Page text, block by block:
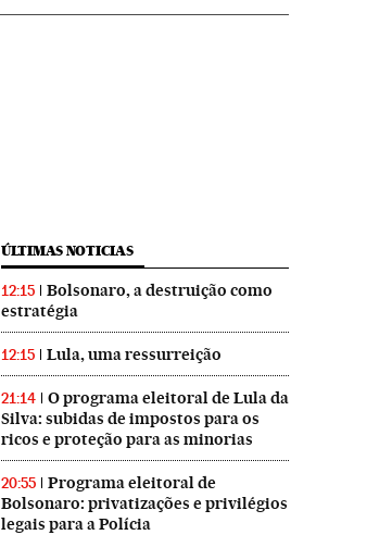
ÚLTIMAS NOTICIAS
12:15
Bolsonaro, a destruição como
estratégia
12:15 Lula, uma ressurreição
21:14
O programa eleitoral de Lula da
Silva: subidas de impostos para os
ricos e proteção para as minorias
20:55
Programa eleitoral de
Bolsonaro: privatizações e privilégios
legais para a Polícia